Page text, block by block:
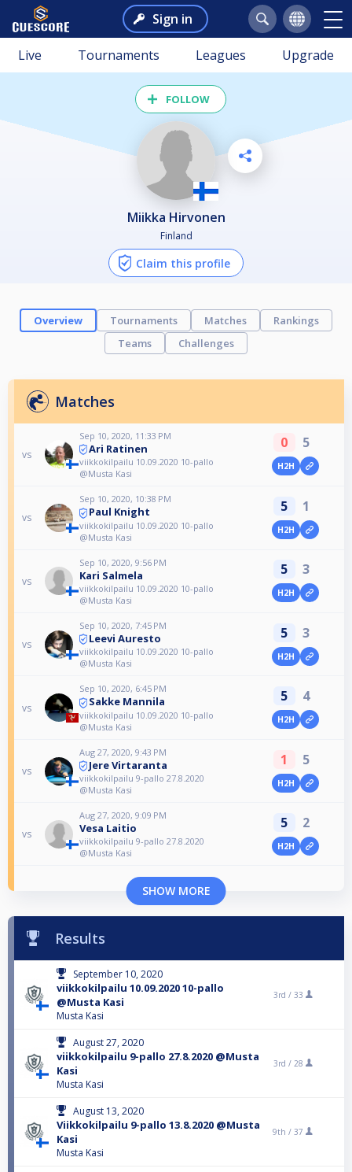
Sign in
Live Tournaments Leagues Upgrade
FOLLOW
Miikka Hirvonen
Finland
Claim this profile
Overview Tournaments Matches
Rankings
Teams
Challenges
Matches
vs
Sep 10, 2020, 11:33 PM
Ari Ratinen
viikkokilpailu 10.09.2020 10-pallo
@Musta Kasi
0 5
H2H
vs
Sep 10, 2020, 10:38 PM
Paul Knight
viikkokilpailu 10.09.2020 10-pallo
@Musta Kasi
5 1
H2H
vs
Sep 10, 2020, 9:56 PM
Kari Salmela
viikkokilpailu 10.09.2020 10-pallo
@Musta Kasi
5 3
H2H
vs
Sep 10, 2020, 7:45 PM
Leevi Auresto
viikkokilpailu 10.09.2020 10-pallo
@Musta Kasi
5 3
H2H
vs
Sep 10, 2020, 6:45 PM
Sakke Mannila
viikkokilpailu 10.09.2020 10-pallo
@Musta Kasi
5 4
H2H
vs
Aug 27, 2020, 9:43 PM
Jere Virtaranta
viikkokilpailu 9-pallo 27.8.2020
@Musta Kasi
1 5
H2H
vs
Aug 27, 2020, 9:09 PM
Vesa Laitio
viikkokilpailu 9-pallo 27.8.2020
@Musta Kasi
5 2
H2H
SHOW MORE
Results
September 10, 2020
viikkokilpailu 10.09.2020 10-pallo
@Musta Kasi
Musta Kasi
3rd / 33
August 27, 2020
viikkokilpailu 9-pallo 27.8.2020 @Musta
Kasi
Musta Kasi
3rd / 28
August 13, 2020
Viikkokilpailu 9-pallo 13.8.2020 @Musta
Kasi
Musta Kasi
9th / 37